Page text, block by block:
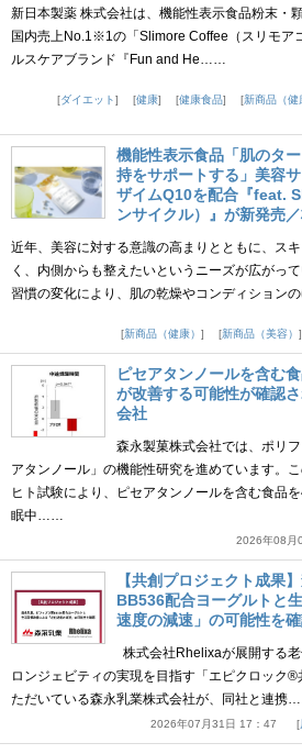
新日本製薬 株式会社は、機能性表示食品粉末・
国内売上No.1※1の「Slimore Coffee（スリモア
ルスケアブランド『Fun and He……
ダイエット
健康 健康食品 新商品（健
機能性表示食品「肌のタ
持をサポートする」美容
ザイムQ10を配合『feat.
ンサイクル）』が新発売
近年、美容に対する意識の高まりとともに、ス
く、内側からも整えたいというニーズが広がっ
習慣の変化により、肌の乾燥やコンディション
新商品（健康）
新商品（美容）
ピセアタンノールを含む
が改善する可能性が確認
会社
森永製菓株式会社では、ポリ
アタンノール」の機能性研究を進めています。
ヒト試験により、ピセアタンノールを含む食品
眠中……
2026年08月
【共創プロジェクト成果
BB536配合ヨーグルトと
速度の減速」の可能性を
株式会社Rhelixaが展開する
ロンジェビティの実現を目指す「エピクロック
ただいている森永乳業株式会社が、同社と連携
2026年07月31日 17：47